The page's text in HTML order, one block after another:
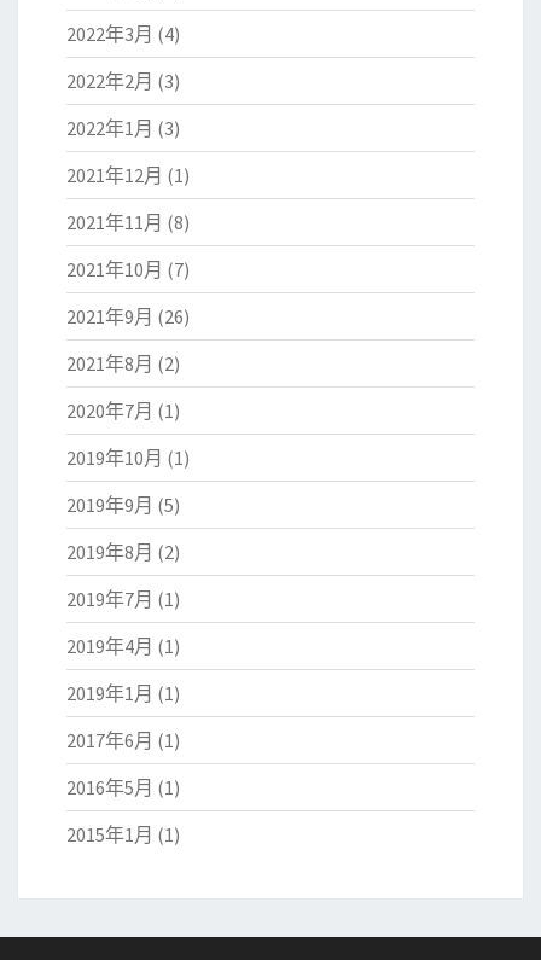
2022年3月 (4)
2022年2月 (3)
2022年1月 (3)
2021年12月 (1)
2021年11月 (8)
2021年10月 (7)
2021年9月 (26)
2021年8月 (2)
2020年7月 (1)
2019年10月 (1)
2019年9月 (5)
2019年8月 (2)
2019年7月 (1)
2019年4月 (1)
2019年1月 (1)
2017年6月 (1)
2016年5月 (1)
2015年1月 (1)